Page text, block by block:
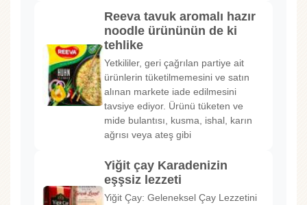
Reeva tavuk aromalı hazır
noodle ürününün de ki
tehlike
Yetkililer, geri çağrılan partiye ait
ürünlerin tüketilmemesini ve satın
alınan markete iade edilmesini
tavsiye ediyor. Ürünü tüketen ve
mide bulantısı, kusma, ishal, karın
ağrısı veya ateş gibi
Yiğit çay Karadenizin
eşşsiz lezzeti
Yiğit Çay: Geleneksel Çay Lezzetini